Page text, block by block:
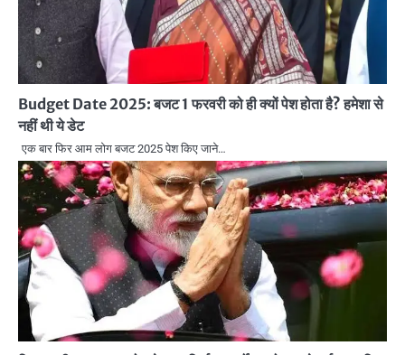
Budget Date 2025: बजट 1 फरवरी को ही क्यों पेश होता है? हमेशा से
नहीं थी ये डेट
एक बार फिर आम लोग बजट 2025 पेश किए जाने…